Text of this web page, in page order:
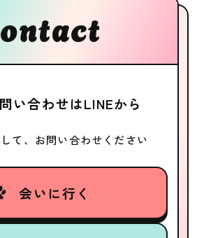
い合わせはLINEから
て、お問い合わせください
会いに行く